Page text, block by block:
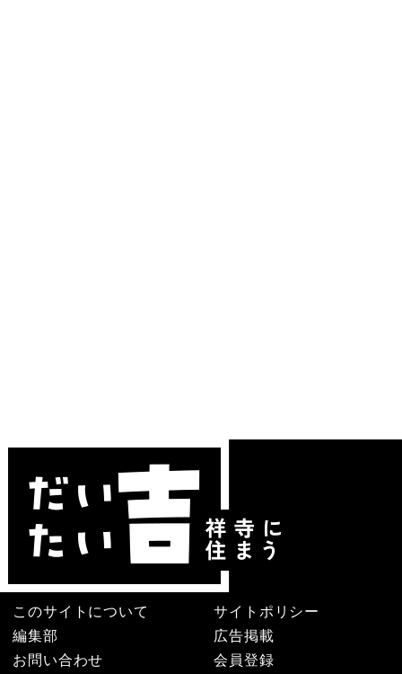
このサイトについて
サイトポリシー
編集部
広告掲載
お問い合わせ
会員登録